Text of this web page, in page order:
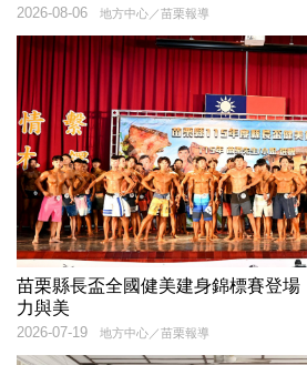
地方中心／苗栗報導
2026-08-06
苗栗縣長盃全國健美建身錦標賽登
力與美
地方中心／苗栗報導
2026-07-19